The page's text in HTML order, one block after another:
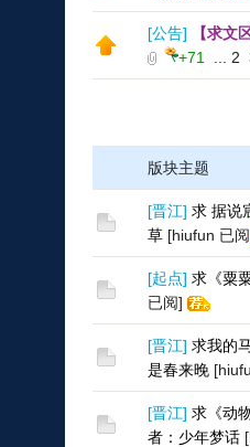
[公告] 【求文
+71
2
版块主题
[晋江] 求 据说
草 [hiufun 已
[起点] 求《粟
已阅]
[晋江] 求我的
是春来晚
[晋江] 求《动
者：少年梦话